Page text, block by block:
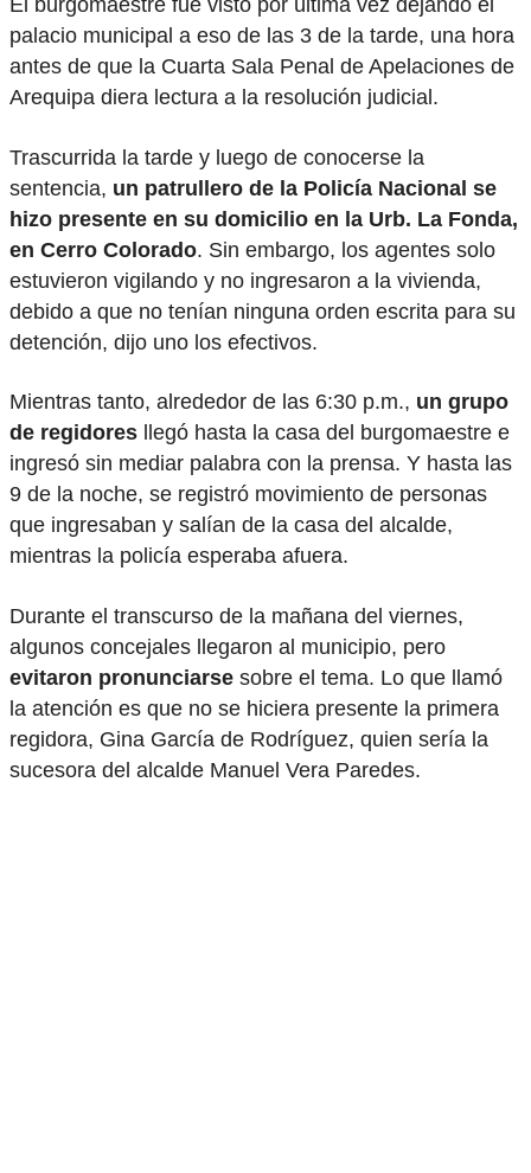
El burgomaestre fue visto por última vez dejando el
palacio municipal a eso de las 3 de la tarde, una hora
antes de que la Cuarta Sala Penal de Apelaciones de
Arequipa diera lectura a la resolución judicial.
Trascurrida la tarde y luego de conocerse la
sentencia, un patrullero de la Policía Nacional se
hizo presente en su domicilio en la Urb. La Fonda,
en Cerro Colorado. Sin embargo, los agentes solo
estuvieron vigilando y no ingresaron a la vivienda,
debido a que no tenían ninguna orden escrita para su
detención, dijo uno los efectivos.
Mientras tanto, alrededor de las 6:30 p.m., un grupo
de regidores llegó hasta la casa del burgomaestre e
ingresó sin mediar palabra con la prensa. Y hasta las
9 de la noche, se registró movimiento de personas
que ingresaban y salían de la casa del alcalde,
mientras la policía esperaba afuera.
Durante el transcurso de la mañana del viernes,
algunos concejales llegaron al municipio, pero
evitaron pronunciarse sobre el tema. Lo que llamó
la atención es que no se hiciera presente la primera
regidora, Gina García de Rodríguez, quien sería la
sucesora del alcalde Manuel Vera Paredes.